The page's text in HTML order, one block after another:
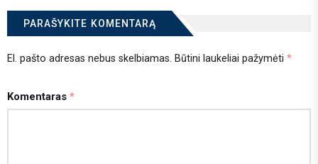
PARAŠYKITE KOMENTARĄ
El. pašto adresas nebus skelbiamas. Būtini laukeliai pažymėti *
Komentaras *